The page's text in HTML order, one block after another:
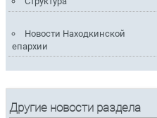
Новости Находкинской
епархии
Другие новости раздела